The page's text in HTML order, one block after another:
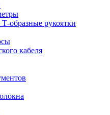
образные рукоятки
кабеля